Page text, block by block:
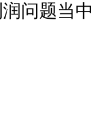
问题当